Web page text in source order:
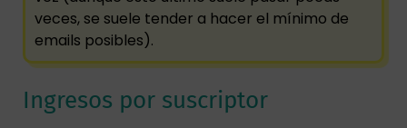
veces, se suele tender a hacer el mínimo de
emails posibles).
Ingresos por suscriptor